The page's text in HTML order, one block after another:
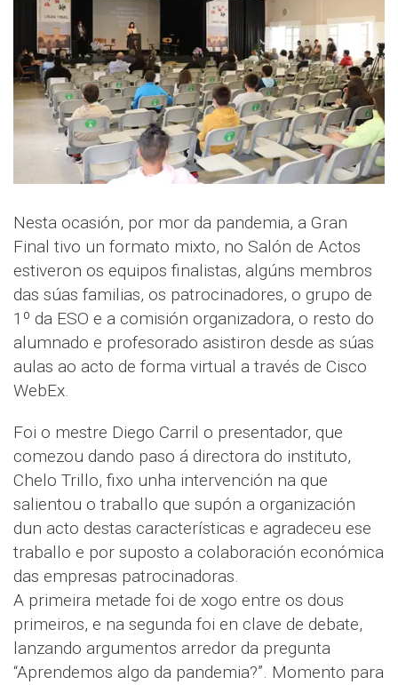
Nesta ocasión, por mor da pandemia, a Gran
Final tivo un formato mixto, no Salón de Actos
estiveron os equipos finalistas, algúns membros
das súas familias, os patrocinadores, o grupo de
1º da ESO e a comisión organizadora, o resto do
alumnado e profesorado asistiron desde as súas
aulas ao acto de forma virtual a través de Cisco
WebEx.
Foi o mestre Diego Carril o presentador, que
comezou dando paso á directora do instituto,
Chelo Trillo, fixo unha intervención na que
salientou o traballo que supón a organización
dun acto destas características e agradeceu ese
traballo e por suposto a colaboración económica
das empresas patrocinadoras.
A primeira metade foi de xogo entre os dous
primeiros, e na segunda foi en clave de debate,
lanzando argumentos arredor da pregunta
“Aprendemos algo da pandemia?”. Momento para